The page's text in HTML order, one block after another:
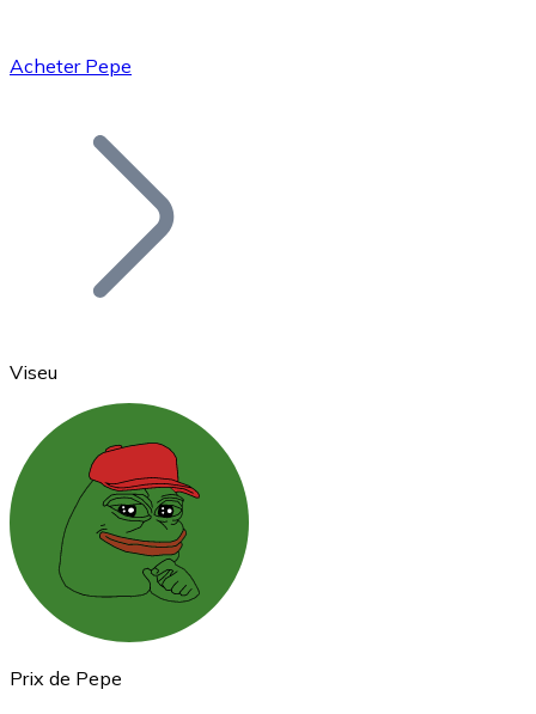
Bitcoin
Ethereum
ETH
Acheter Pepe
Viseu
Prix de Pepe